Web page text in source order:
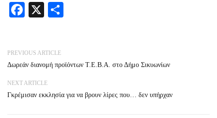
Facebook
X
PREVIOUS ARTICLE
Δωρεάν διανομή προϊόντων Τ.Ε.Β.Α. στο Δήμο Σικυωνίων
NEXT ARTICLE
Γκρέμισαν εκκλησία για να βρουν λίρες που… δεν υπήρχαν